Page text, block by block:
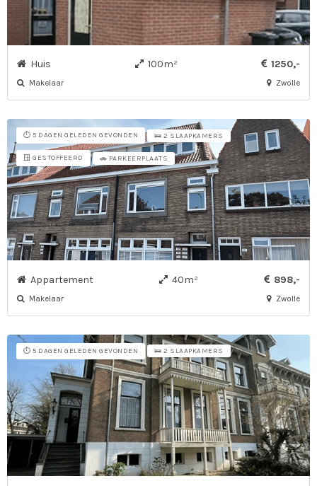
Huis 100m² 1250,-
Makelaar Zwolle
⏱️ 5 DAGEN GELEDEN GEVONDEN 🛌 2 SLAAPKAMERS
🪟 GESTOFFEERD 🚗 PARKEERPLAATS
Appartement 40m² 898,-
Makelaar Zwolle
⏱️ 5 DAGEN GELEDEN GEVONDEN 🛌 2 SLAAPKAMERS